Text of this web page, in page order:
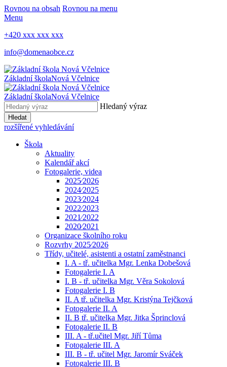
Rovnou na obsah Rovnou na menu
Menu
+420 xxx xxx xxx
info@domenaobce.cz
Základní školaNová Včelnice
Základní školaNová Včelnice
Hledaný výraz
Hledat
rozšířené vyhledávání
Škola
Aktuality
Kalendář akcí
Fotogalerie, videa
2025⁄2026
2024⁄2025
2023⁄2024
2022⁄2023
2021⁄2022
2020⁄2021
Organizace školního roku
Rozvrhy 2025⁄2026
Třídy, učitelé, asistenti a ostatní zaměstnanci
I. A - tř. učitelka Mgr. Lenka Dobešová
Fotogalerie I. A
I. B - tř. učitelka Mgr. Věra Sokolová
Fotogalerie I. B
II. A tř. učitelka Mgr. Kristýna Tejčková
Fotogalerie II. A
II. B tř. učitelka Mgr. Jitka Šprinclová
Fotogalerie II. B
III. A - tř.učitel Mgr. Jiří Tůma
Fotogalerie III. A
III. B - tř. učitel Mgr. Jaromír Sváček
Fotogalerie III. B